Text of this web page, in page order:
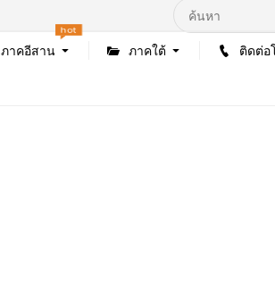
ภาคอีสาน
hot
ภาคใต้ ติดต่